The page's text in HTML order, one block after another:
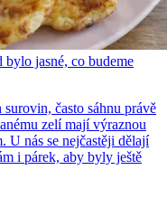
jasné, co budeme
často sáhnu právě
zelí mají výraznou
U nás se nejčastěji dělají
i párek, aby byly ještě